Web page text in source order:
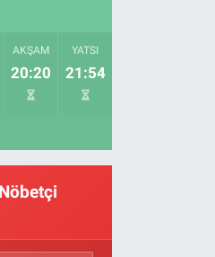
AKŞAM
20:20
YATSI
21:54